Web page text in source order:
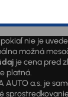
nie je
možná
je cena pred
platná.
AUTO a.s. je